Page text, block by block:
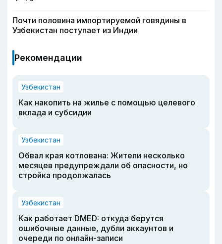
Почти половина импортируемой говядины в
Узбекистан поступает из Индии
Рекомендации
Узбекистан
Как накопить на жилье с помощью целевого
вклада и субсидии
Узбекистан
Обвал края котлована: Жители несколько
месяцев предупреждали об опасности, но
стройка продолжалась
Узбекистан
Как работает DMED: откуда берутся
ошибочные данные, дубли аккаунтов и
очереди по онлайн-записи